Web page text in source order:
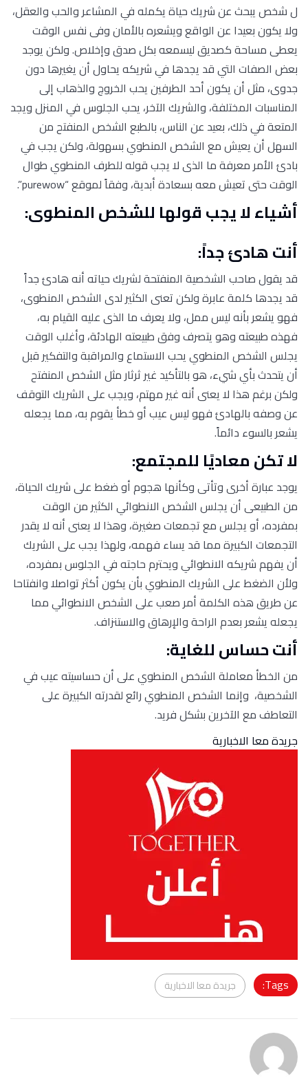
ل شخص يبحث عن شريك حياة يكمله في المشاعر والحب والعقل،
ولا يكون بعيدا عن الواقع ويشعره بالأمان وفى نفس الوقت
يعطى مساحة كصديق ليسمعه بكل صدق وإخلاص. ولكن يوجد
بعض الصفات التي قد يجدها في شريكه يحاول أن يغيرها دون
جدوى، مثل أن يكون أحد الطرفين يحب الخروج والذهاب إلى
المناسبات المختلفة، والشريك الآخر، يحب الجلوس في المنزل ويجد
المتعة في ذلك، بعيد عن الناس، بالطبع الشخص المنفتح من
السهل أن يعيش مع الشخص المنطوي بسهولة، ولكن يجب في
بادئ الأمر معرفة ما الذى لا يجب قوله للطرف المنطوي طوال
الوقت حتى تعيش معه بسعادة أبدية، وفقاً لموقع “purewow”.
أشياء لا يجب قولها للشخص المنطوى:
أنت هادئ جداً:
قد يقول صاحب الشخصية المنفتحة لشريك حياته أنه هادئ جداً
قد يجدها كلمة عابرة ولكن تعنى الكثير لدى الشخص المنطوى،
فهو يشعر بأنه ليس ممل، ولا يعرف ما الذى عليه القيام به،
فهذه طبيعته وهو يتصرف وفق طبيعته الهادئة، وأغلب الوقت
يجلس الشخص المنطوي يحب الاستماع والمراقبة والتفكير قبل
أن يتحدث بأي شيء، هو بالتأكيد غير ثرثار مثل الشخص المنفتح
ولكن برغم هذا لا يعنى أنه غير مهتم، ويجب على الشريك التوقف
عن وصفه بالهادئ فهو ليس عيب أو خطأ يقوم به، مما يجعله
يشعر بالسوء دائماً.
لا تكن معاديًا للمجتمع:
يوجد عبارة أخرى وتأتى وكأنها هجوم أو ضغط على شريك الحياة،
من الطبيعى أن يجلس الشخص الانطوائي الكثير من الوقت
بمفرده، أو يجلس مع تجمعات صغيرة، وهذا لا يعنى أنه لا يقدر
التجمعات الكبيرة مما قد يساء فهمه، ولهذا يجب على الشريك
أن يفهم شريكه الانطوائي ويحترم حاجته في الجلوس بمفرده،
ولأن الضغط على الشريك المنطوي بأن يكون أكثر تواصلا وانفتاحا
عن طريق هذه الكلمة أمر صعب على الشخص الانطوائي مما
يجعله يشعر بعدم الراحة والإرهاق والاستنزاف.
أنت حساس للغاية:
من الخطأ معاملة الشخص المنطوي على أن حساسيته عيب في
الشخصية، وإنما الشخص المنطوي رائع لقدرته الكبيرة على
التعاطف مع الآخرين بشكل فريد.
جريدة معا الاخبارية
Tags: جريدة معا الاخبارية